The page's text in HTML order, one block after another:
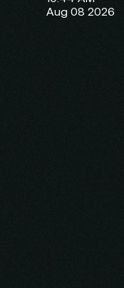
Aug 08 2026